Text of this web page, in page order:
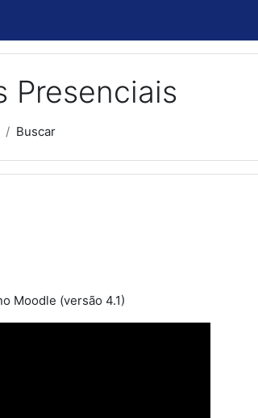
Presenciais
Buscar
Moodle (versão 4.1)